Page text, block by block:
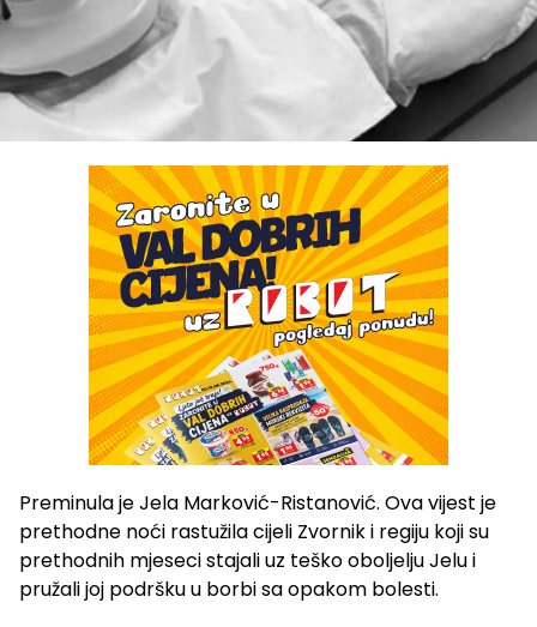
Preminula je Jela Marković-Ristanović. Ova vijest je
prethodne noći rastužila cijeli Zvornik i regiju koji su
prethodnih mjeseci stajali uz teško oboljelju Jelu i
pružali joj podršku u borbi sa opakom bolesti.